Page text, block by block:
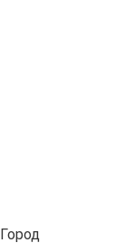
Город